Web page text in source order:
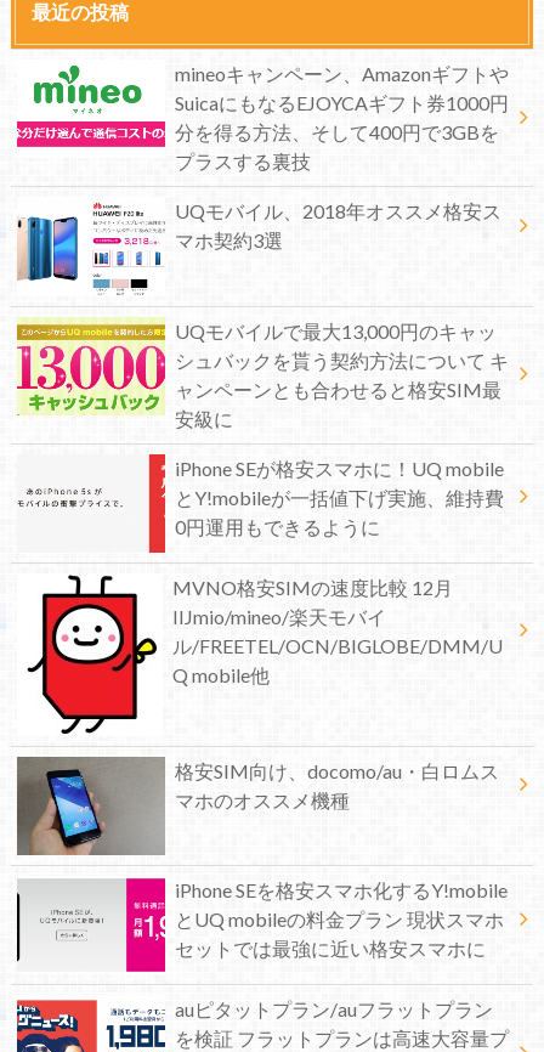
最近の投稿
mineoキャンペーン、Amazonギフトや
SuicaにもなるEJOYCAギフト券1000円
分を得る方法、そして400円で3GBを
プラスする裏技
UQモバイル、2018年オススメ格安ス
マホ契約3選
UQモバイルで最大13,000円のキャッ
シュバックを貰う契約方法について キ
ャンペーンとも合わせると格安SIM最
安級に
iPhone SEが格安スマホに！UQ mobile
とY!mobileが一括値下げ実施、維持費
0円運用もできるように
MVNO格安SIMの速度比較 12月
IIJmio/mineo/楽天モバイ
ル/FREETEL/OCN/BIGLOBE/DMM/U
Q mobile他
格安SIM向け、docomo/au・白ロムス
マホのオススメ機種
iPhone SEを格安スマホ化するY!mobile
とUQ mobileの料金プラン 現状スマホ
セットでは最強に近い格安スマホに
auピタットプラン/auフラットプラン
を検証 フラットプランは高速大容量プ